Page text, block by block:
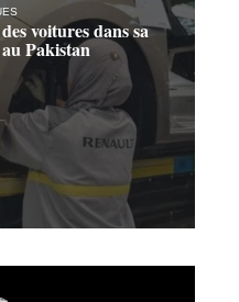
voitures dans sa
Pakistan